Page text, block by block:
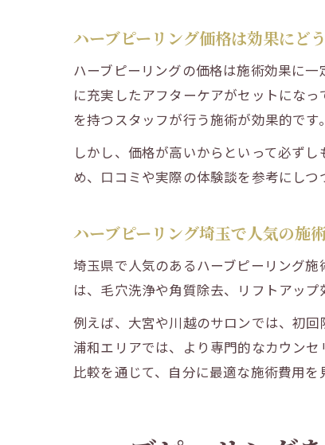
ハーブピーリング価格は効果にど
ハーブピーリングの価格は施術効果に
に充実したアフターケアがセットにな
を持つスタッフが行う施術が効果的です。
しかし、価格が高いからといって必ず
め、口コミや実際の体験談を参考にし
ハーブピーリング埼玉で人気の施
埼玉県で人気のあるハーブピーリング
は、毛穴洗浄や角質除去、リフトアッ
例えば、大宮や川越のサロンでは、初
浦和エリアでは、より専門的なカウン
比較を通じて、自分に最適な施術費用を